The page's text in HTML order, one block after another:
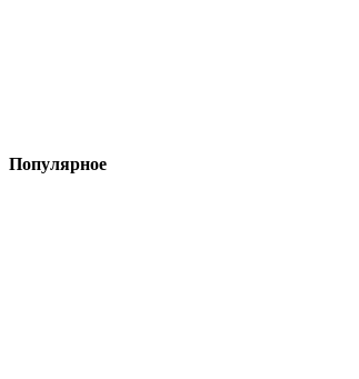
Популярное